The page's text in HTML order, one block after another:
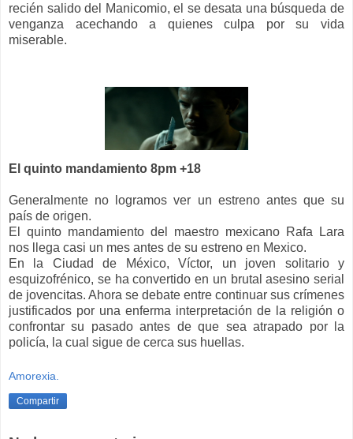
recién salido del Manicomio, el se desata una búsqueda de
venganza acechando a quienes culpa por su vida
miserable.
El quinto mandamiento 8pm +18
Generalmente no logramos ver un estreno antes que su
país de origen.
El quinto mandamiento del maestro mexicano Rafa Lara
nos llega casi un mes antes de su estreno en Mexico.
En la Ciudad de México, Víctor, un joven solitario y
esquizofrénico, se ha convertido en un brutal asesino serial
de jovencitas. Ahora se debate entre continuar sus crímenes
justificados por una enferma interpretación de la religión o
confrontar su pasado antes de que sea atrapado por la
policía, la cual sigue de cerca sus huellas.
Amorexia.
Compartir